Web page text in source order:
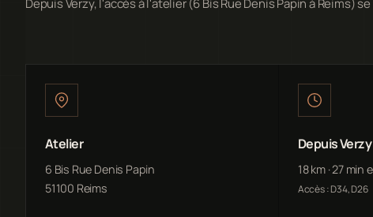
Depuis Verzy, l'accès à l'atelier (6 Bis Rue Denis Papin à Reims)
Atelier
6 Bis Rue Denis Papin
51100 Reims
Depuis Verzy
18 km · 27
Accès : D34, D26